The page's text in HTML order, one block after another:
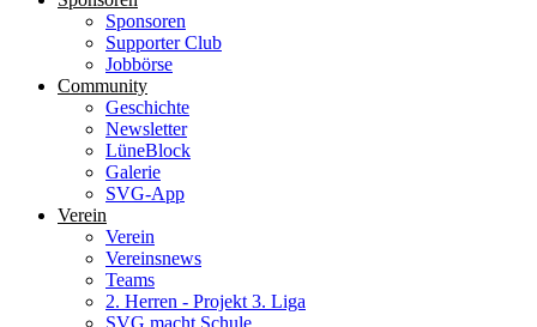
Sponsoren
Supporter Club
Jobbörse
Community
Geschichte
Newsletter
LüneBlock
Galerie
SVG-App
Verein
Verein
Vereinsnews
Teams
2. Herren - Projekt 3. Liga
SVG macht Schule